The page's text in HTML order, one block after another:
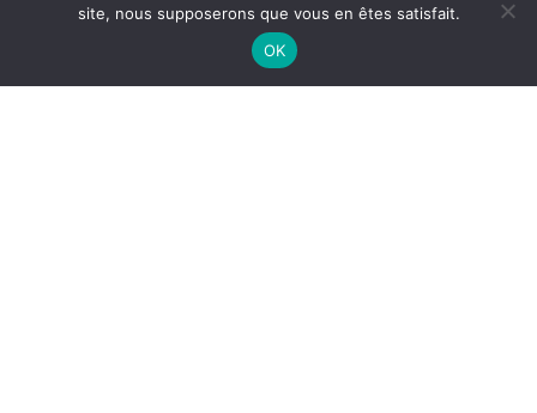
site, nous supposerons que vous en êtes satisfait.
OK